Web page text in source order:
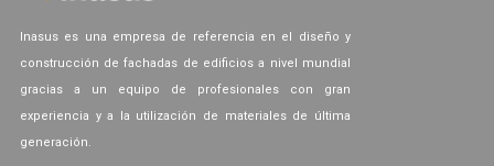
Inasus es una empresa de referencia en el diseño y
construcción de fachadas de edificios a nivel mundial
gracias a un equipo de profesionales con gran
experiencia y a la utilización de materiales de última
generación.